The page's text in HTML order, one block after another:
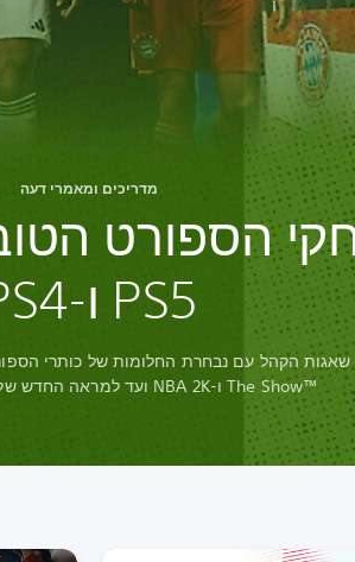
מדריכים ומאמרי דעה
הספורט
PS5 ו-PS4
The Show™‎ ו-NBA 2K ועד למראה החדש של EA SPORTS FC™‎.